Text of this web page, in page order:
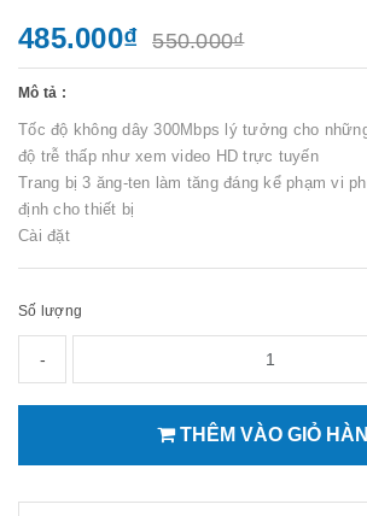
485.000₫ 550.000₫
Mô tả :
Tốc độ không dây 300Mbps lý tưởng cho
độ trễ thấp như xem video HD trực tuyến
Trang bị 3 ăng-ten làm tăng đáng kể phạm vi
định cho thiết bị
Cài đặt
Số lượng
-
THÊM VÀO GIỎ